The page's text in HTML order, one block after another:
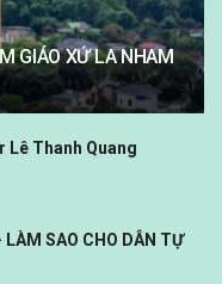
GIÁO XỨ LA NHAM
Lê Thanh Quang
LÀM SAO CHO DÂN TỰ